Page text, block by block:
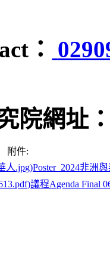
：
院網址
附件:
Poster_2024非洲
議程Agenda Final